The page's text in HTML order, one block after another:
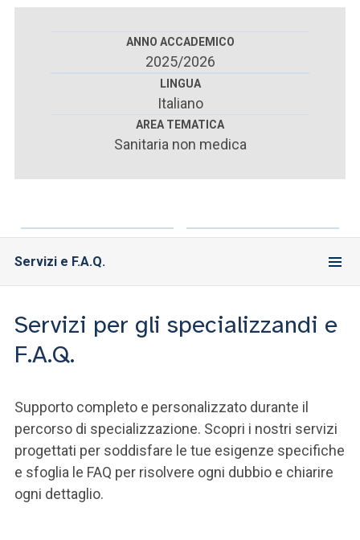
SEI UN DOCENTE O UN MEMBRO DELLO STAFF
ANNO ACCADEMICO
2025/2026
LINGUA
Italiano
AREA TEMATICA
Sanitaria non medica
Servizi e F.A.Q.
Servizi per gli specializzandi e
F.A.Q.
Supporto completo e personalizzato durante il
percorso di specializzazione. Scopri i nostri servizi
progettati per soddisfare le tue esigenze specifiche
e sfoglia le FAQ per risolvere ogni dubbio e chiarire
ogni dettaglio.